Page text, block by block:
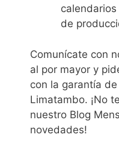
de
Comunícate con
al por mayor y
con la garantía
Limatambo. ¡No
nuestro Blog
novedades!